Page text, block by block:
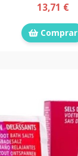
13,71 €
Comprar